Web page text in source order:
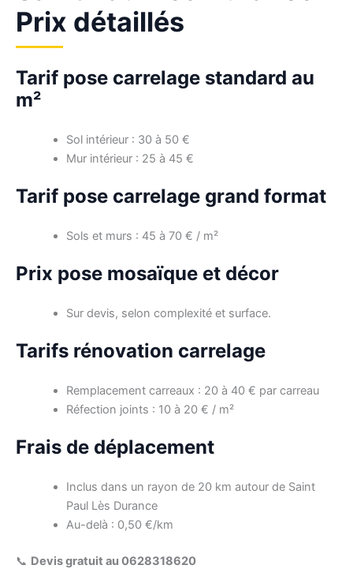
Prix détaillés
Tarif pose carrelage standard au
m²
Sol intérieur : 30 à 50 €
Mur intérieur : 25 à 45 €
Tarif pose carrelage grand format
Sols et murs : 45 à 70 € / m²
Prix pose mosaïque et décor
Sur devis, selon complexité et surface.
Tarifs rénovation carrelage
Remplacement carreaux : 20 à 40 € par carreau
Réfection joints : 10 à 20 € / m²
Frais de déplacement
Inclus dans un rayon de 20 km autour de Saint
Paul Lès Durance
Au-delà : 0,50 €/km
📞 Devis gratuit au 0628318620